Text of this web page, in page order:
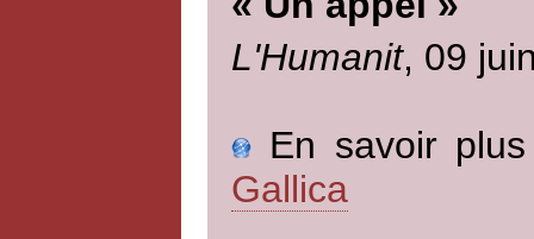
L'Humanit, 09
En savoir
Gallica